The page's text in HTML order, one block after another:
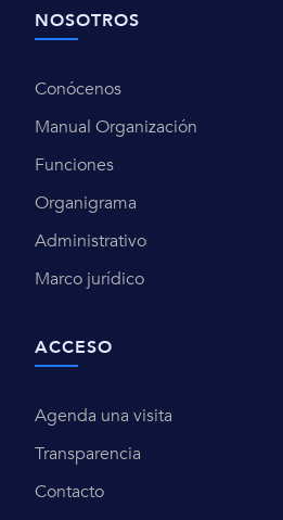
NOSOTROS
Conócenos
Manual Organización
Funciones
Organigrama
Administrativo
Marco jurídico
ACCESO
Agenda una visita
Transparencia
Contacto